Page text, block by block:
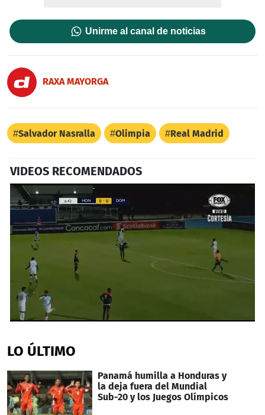
Unirme al canal de noticias
RAXA MAYORGA
Salvador Nasralla Olimpia Real Madrid
VIDEOS RECOMENDADOS
of
2
6
seconds
LO ÚLTIMO
Panamá humilla a Honduras y
la deja fuera del Mundial
Sub-20 y los Juegos Olímpicos